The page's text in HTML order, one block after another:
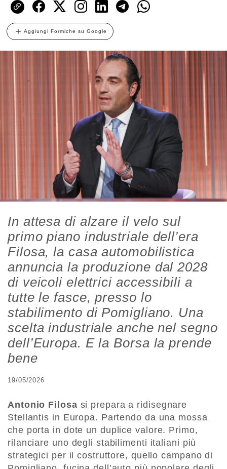
Aggiungi Formiche su Google
In attesa di alzare il velo sul
primo piano industriale dell’era
Filosa, la casa automobilistica
annuncia la produzione dal 2028
di veicoli elettrici accessibili a
tutte le fasce, presso lo
stabilimento di Pomigliano. Una
scelta industriale anche nel segno
dell’Europa. E la Borsa la prende
bene
19/05/2026
Antonio Filosa si prepara a ridisegnare
Stellantis in Europa. Partendo da una mossa
che porta in dote un duplice valore. Primo,
rilanciare uno degli stabilimenti italiani più
strategici per il costruttore, quello campano di